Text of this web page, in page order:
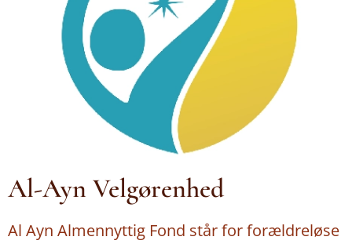
Al-Ayn Velgørenhed
Al Ayn Almennyttig Fond står for forældreløse